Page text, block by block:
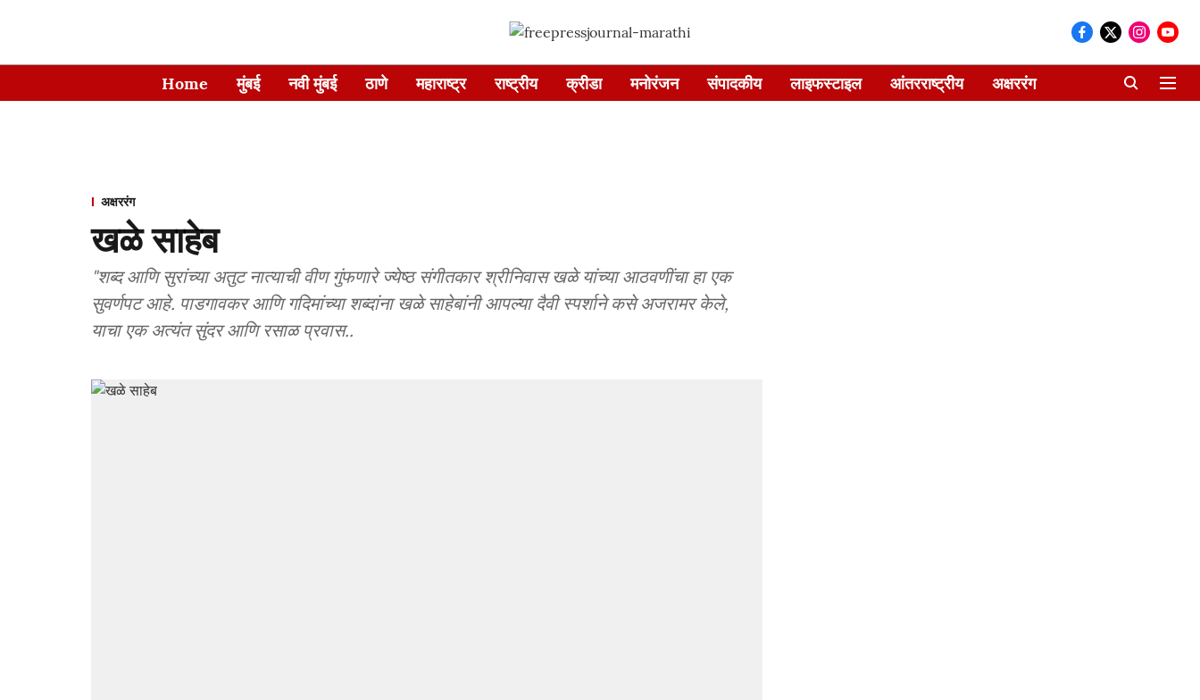
Home मुंबई नवी मुंबई ठाणे महाराष्ट्र राष्ट्रीय क्रीडा मनोरंजन संपादकीय लाइफस्टाइल आंतरराष्ट्रीय अक्षररंग
अक्षररंग
खळे साहेब
"शब्द आणि सुरांच्या अतुट नात्याची वीण गुंफणारे ज्येष्ठ संगीतकार श्रीनिवास खळे यांच्या आठवणींचा हा एक
सुवर्णपट आहे. पाडगावकर आणि गदिमांच्या शब्दांना खळे साहेबांनी आपल्या दैवी स्पर्शाने कसे अजरामर केले,
याचा एक अत्यंत सुंदर आणि रसाळ प्रवास..